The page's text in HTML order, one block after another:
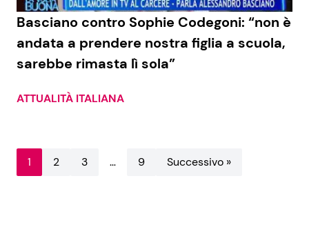
Basciano contro Sophie Codegoni: “non è
andata a prendere nostra figlia a scuola,
sarebbe rimasta lì sola”
ATTUALITÀ ITALIANA
1 2 3 … 9 Successivo »